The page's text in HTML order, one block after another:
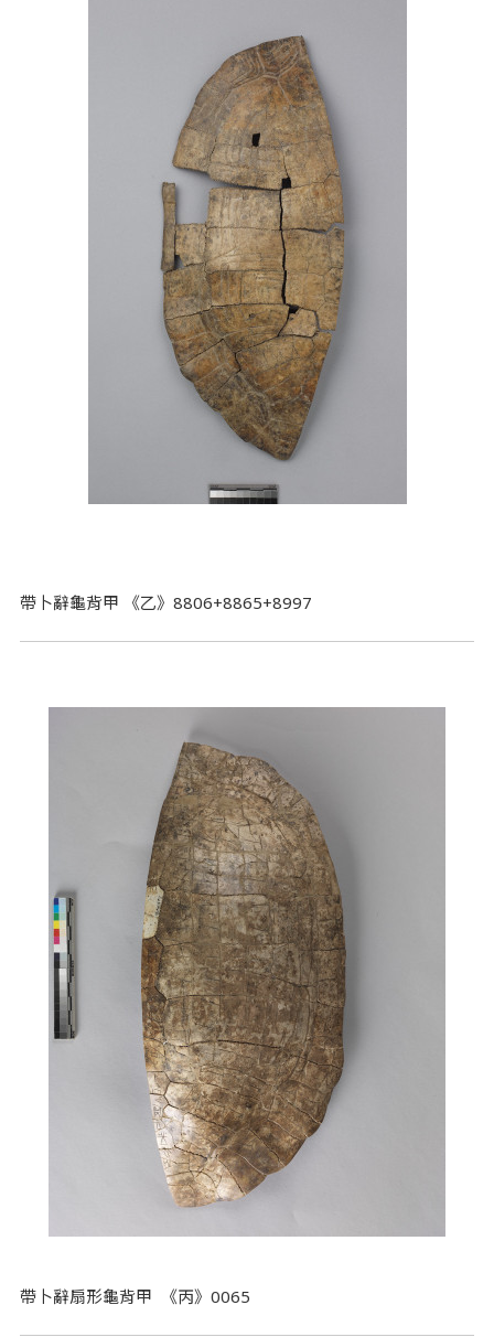
帶卜辭龜背甲 《乙》8806+8865+8997
帶卜辭扇形龜背甲 《丙》0065